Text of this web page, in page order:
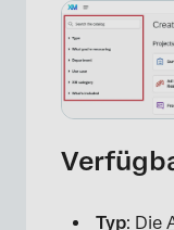
Typ: Die